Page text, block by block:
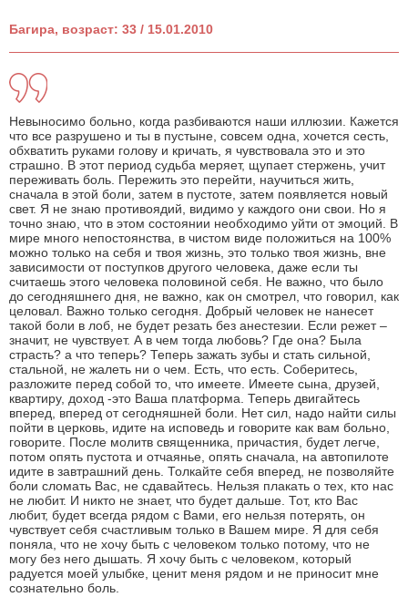
Багира, возраст: 33 / 15.01.2010
Невыносимо больно, когда разбиваются наши иллюзии. Кажется
что все разрушено и ты в пустыне, совсем одна, хочется сесть,
обхватить руками голову и кричать, я чувствовала это и это
страшно. В этот период судьба меряет, щупает стержень, учит
переживать боль. Пережить это перейти, научиться жить,
сначала в этой боли, затем в пустоте, затем появляется новый
свет. Я не знаю противоядий, видимо у каждого они свои. Но я
точно знаю, что в этом состоянии необходимо уйти от эмоций. В
мире много непостоянства, в чистом виде положиться на 100%
можно только на себя и твоя жизнь, это только твоя жизнь, вне
зависимости от поступков другого человека, даже если ты
считаешь этого человека половиной себя. Не важно, что было
до сегодняшнего дня, не важно, как он смотрел, что говорил, как
целовал. Важно только сегодня. Добрый человек не нанесет
такой боли в лоб, не будет резать без анестезии. Если режет –
значит, не чувствует. А в чем тогда любовь? Где она? Была
страсть? а что теперь? Теперь зажать зубы и стать сильной,
стальной, не жалеть ни о чем. Есть, что есть. Соберитесь,
разложите перед собой то, что имеете. Имеете сына, друзей,
квартиру, доход -это Ваша платформа. Теперь двигайтесь
вперед, вперед от сегодняшней боли. Нет сил, надо найти силы
пойти в церковь, идите на исповедь и говорите как вам больно,
говорите. После молитв священника, причастия, будет легче,
потом опять пустота и отчаянье, опять сначала, на автопилоте
идите в завтрашний день. Толкайте себя вперед, не позволяйте
боли сломать Вас, не сдавайтесь. Нельзя плакать о тех, кто нас
не любит. И никто не знает, что будет дальше. Тот, кто Вас
любит, будет всегда рядом с Вами, его нельзя потерять, он
чувствует себя счастливым только в Вашем мире. Я для себя
поняла, что не хочу быть с человеком только потому, что не
могу без него дышать. Я хочу быть с человеком, который
радуется моей улыбке, ценит меня рядом и не приносит мне
сознательно боль.